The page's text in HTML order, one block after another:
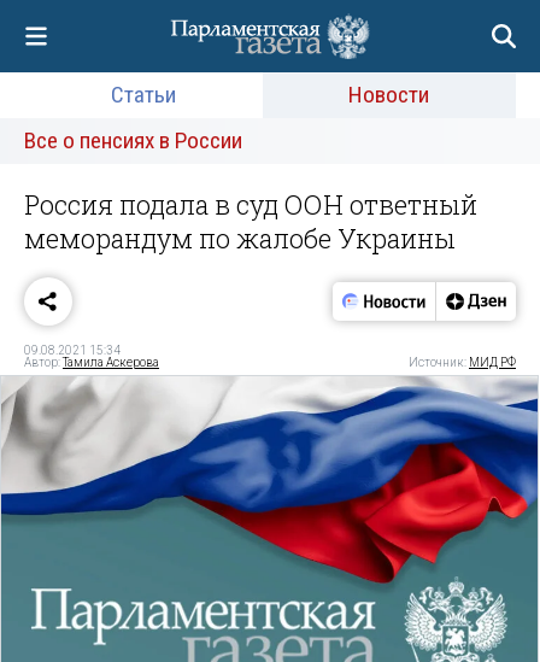
Статьи
Новости
Все о пенсиях в России
Россия подала в суд ООН ответный
меморандум по жалобе Украины
09.08.2021 15:34
Автор:Тамила Аскерова Источник: МИД РФ